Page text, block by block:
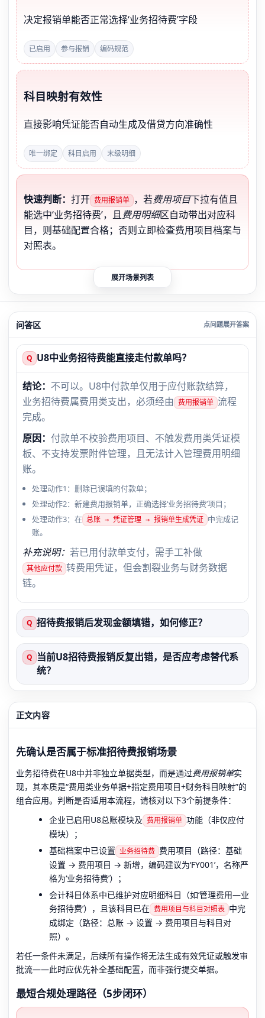
决定报销单能否正常选择‘业务招待费’字段
已启用 参与报销 编码规范
科目映射有效性
直接影响凭证能否自动生成及借贷方向准确性
唯一绑定 科目启用 末级明细
快速判断： 打开 费用报销单 ，若费用项目下拉有值且
能选中‘业务招待费’，且费用明细区自动带出对应科
目，则基础配置合格；否则立即检查费用项目档案与
对照表。
展开场景列表
问答区
Q U8中业务招待费能直接走付款单吗？
结论： 不可以。U8中付款单仅用于应付账款结算，
业务招待费属费用类支出，必须经由
费用报销单 流程
完成。
原因： 付款单不校验费用项目、不触发费用类凭证模
板、不支持发票附件管理，且无法计入管理费用明细
账。
处理动作1：删除已误填的付款单；
处理动作2：新建费用报销单，正确选择‘业务招待费’项目；
处理动作3：在 总账 → 凭证管理 → 报销单生成凭证 中完成记
账。
补充说明： 若已用付款单支付，需手工补做
其他应付款 转费用凭证，但会割裂业务与财务数据
链。
Q 招待费报销后发现金额填错，如何修正？
Q 当前U8招待费报销反复出错，是否应考虑替代系
统？
正文内容
先确认是否属于标准招待费报销场景
业务招待费在U8中并非独立单据类型，而是通过费用报销单实
现，其本质是“费用类业务单据+指定费用项目+财务科目映射”的
组合应用。判断是否适用本流程，请核对以下3个前提条件：
企业已启用U8总账模块及
费用报销单 功能（非仅应付
模块）；
基础档案中已设置 业务招待费
费用项目（路径：基础
设置 → 费用项目 → 新增，编码建议为‘FY001’，名称严
格为‘业务招待费’）；
会计科目体系中已维护对应明细科目（如‘管理费用—业
务招待费’），且该科目已在 费用项目与科目对照表 中完
成绑定（路径：总账 → 设置 → 费用项目与科目对
照）。
若任一条件未满足，后续所有操作将无法生成有效凭证或触发审
批流——此时应优先补全基础配置，而非强行提交单据。
最短合规处理路径（5步闭环）